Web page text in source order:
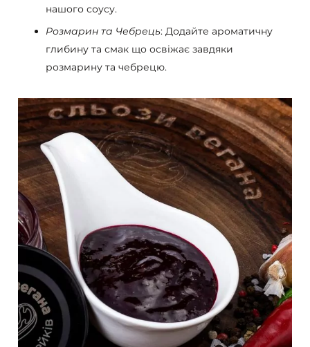
нашого соусу.
Розмарин та Чебрець: Додайте ароматичну
глибину та смак що освіжає завдяки
розмарину та чебрецю.